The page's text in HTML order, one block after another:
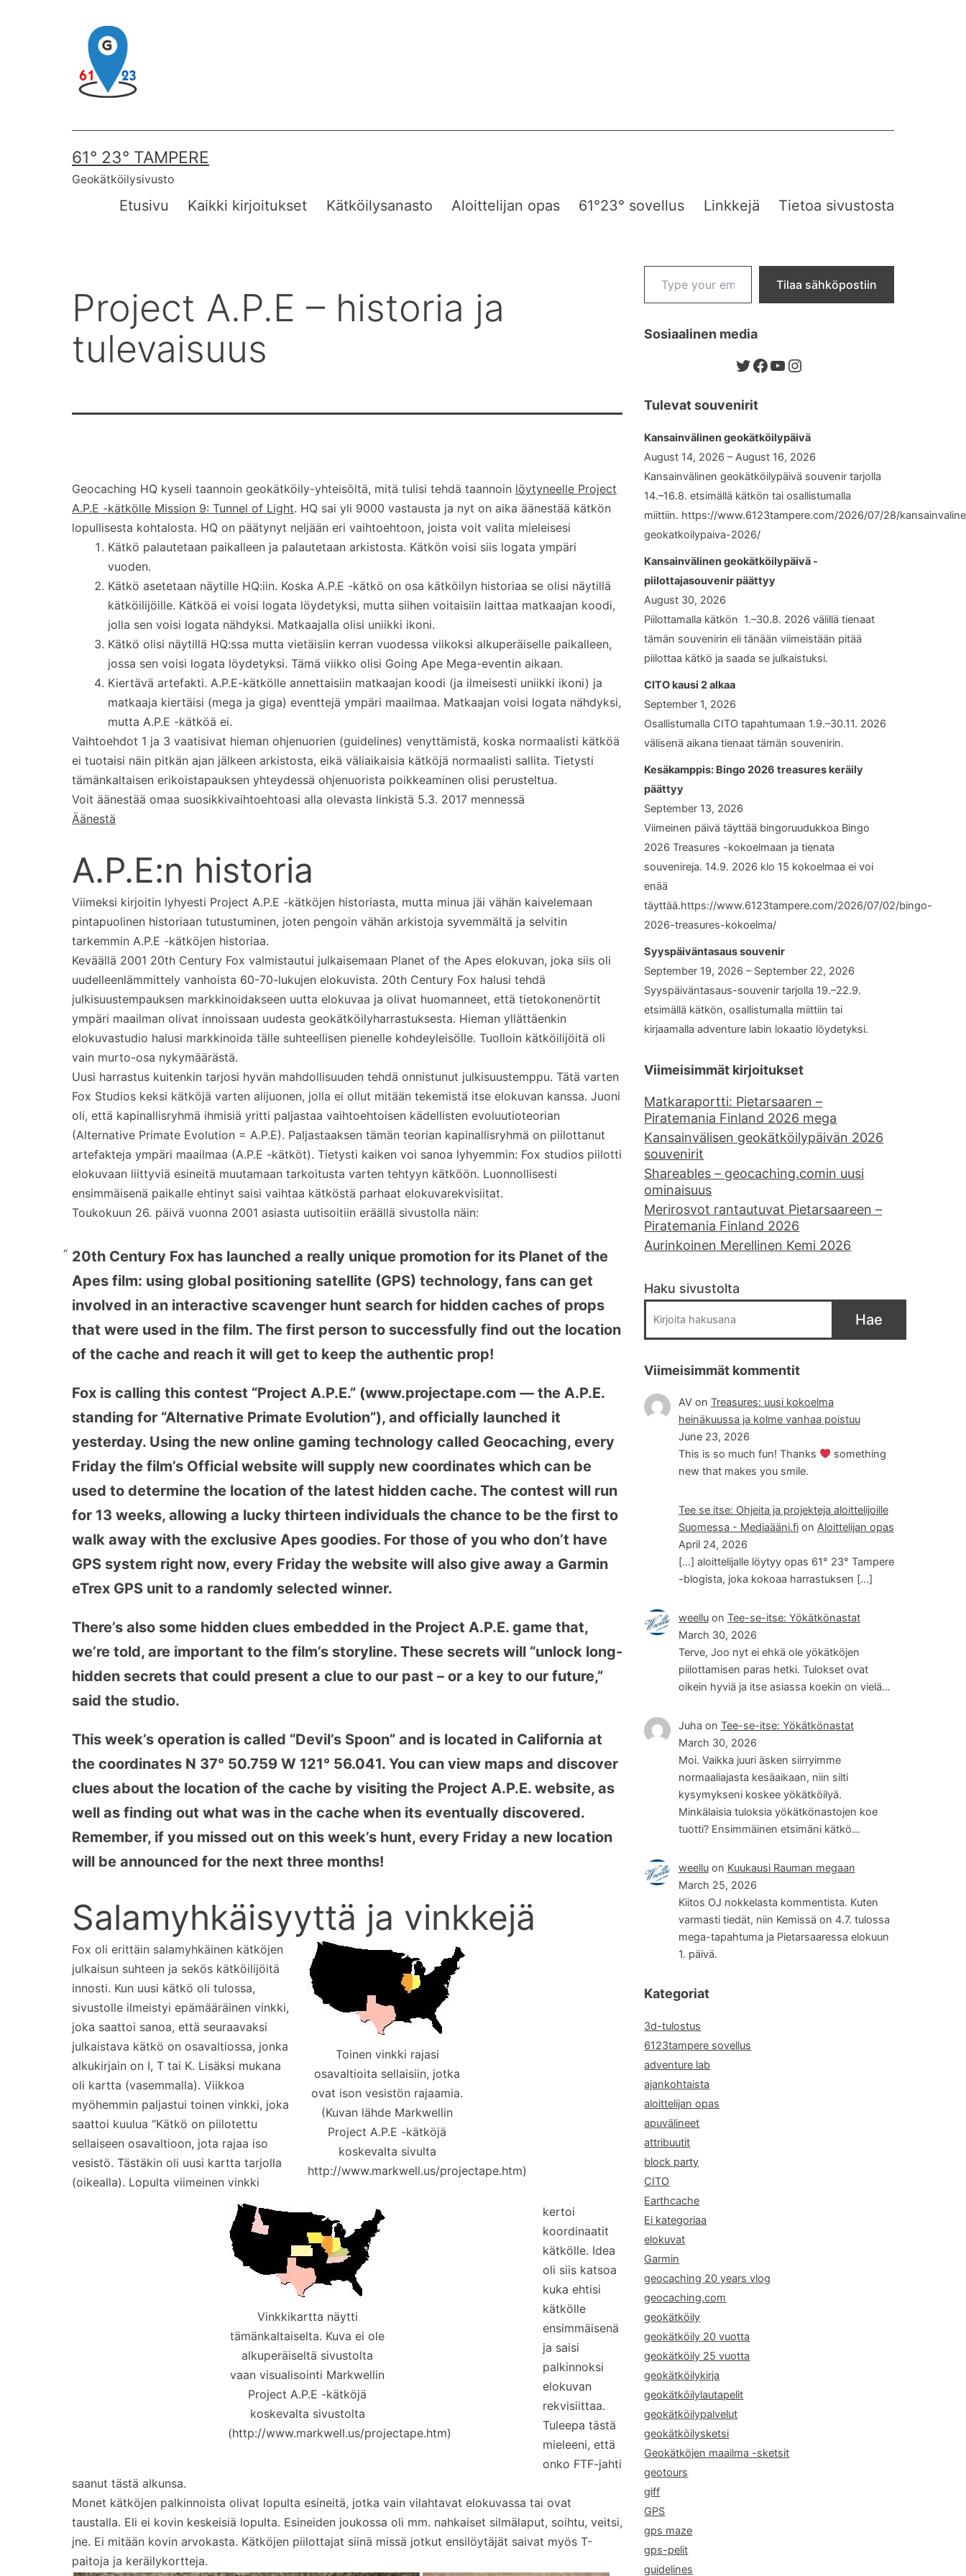
61° 23° TAMPERE
Geokätköilysivusto
Etusivu Kaikki kirjoitukset Kätköilysanasto Aloittelijan opas 61°23° sovellus Linkkejä Tietoa sivustosta
Project A.P.E – historia ja
tulevaisuus
Geocaching HQ kyseli taannoin geokätköily-yhteisöltä, mitä tulisi tehdä taannoin löytyneelle Project
A.P.E -kätkölle Mission 9: Tunnel of Light. HQ sai yli 9000 vastausta ja nyt on aika äänestää kätkön
lopullisesta kohtalosta. HQ on päätynyt neljään eri vaihtoehtoon, joista voit valita mieleisesi
Kätkö palautetaan paikalleen ja palautetaan arkistosta. Kätkön voisi siis logata ympäri
vuoden.
Kätkö asetetaan näytille HQ:iin. Koska A.P.E -kätkö on osa kätköilyn historiaa se olisi näytillä
kätköilijöille. Kätköä ei voisi logata löydetyksi, mutta siihen voitaisiin laittaa matkaajan koodi,
jolla sen voisi logata nähdyksi. Matkaajalla olisi uniikki ikoni.
Kätkö olisi näytillä HQ:ssa mutta vietäisiin kerran vuodessa viikoksi alkuperäiselle paikalleen,
jossa sen voisi logata löydetyksi. Tämä viikko olisi Going Ape Mega-eventin aikaan.
Kiertävä artefakti. A.P.E-kätkölle annettaisiin matkaajan koodi (ja ilmeisesti uniikki ikoni) ja
matkaaja kiertäisi (mega ja giga) eventtejä ympäri maailmaa. Matkaajan voisi logata nähdyksi,
mutta A.P.E -kätköä ei.
Vaihtoehdot 1 ja 3 vaatisivat hieman ohjenuorien (guidelines) venyttämistä, koska normaalisti kätköä
ei tuotaisi näin pitkän ajan jälkeen arkistosta, eikä väliaikaisia kätköjä normaalisti sallita. Tietysti
tämänkaltaisen erikoistapauksen yhteydessä ohjenuorista poikkeaminen olisi perusteltua.
Voit äänestää omaa suosikkivaihtoehtoasi alla olevasta linkistä 5.3. 2017 mennessä
Äänestä
A.P.E:n historia
Viimeksi kirjoitin lyhyesti Project A.P.E -kätköjen historiasta, mutta minua jäi vähän kaivelemaan
pintapuolinen historiaan tutustuminen, joten pengoin vähän arkistoja syvemmältä ja selvitin
tarkemmin A.P.E -kätköjen historiaa.
Keväällä 2001 20th Century Fox valmistautui julkaisemaan Planet of the Apes elokuvan, joka siis oli
uudelleenlämmittely vanhoista 60-70-lukujen elokuvista. 20th Century Fox halusi tehdä
julkisuustempauksen markkinoidakseen uutta elokuvaa ja olivat huomanneet, että tietokonenörtit
ympäri maailman olivat innoissaan uudesta geokätköilyharrastuksesta. Hieman yllättäenkin
elokuvastudio halusi markkinoida tälle suhteellisen pienelle kohdeyleisölle. Tuolloin kätköilijöitä oli
vain murto-osa nykymäärästä.
Uusi harrastus kuitenkin tarjosi hyvän mahdollisuuden tehdä onnistunut julkisuustemppu. Tätä varten
Fox Studios keksi kätköjä varten alijuonen, jolla ei ollut mitään tekemistä itse elokuvan kanssa. Juoni
oli, että kapinallisryhmä ihmisiä yritti paljastaa vaihtoehtoisen kädellisten evoluutioteorian
(Alternative Primate Evolution = A.P.E). Paljastaaksen tämän teorian kapinallisryhmä on piilottanut
artefakteja ympäri maailmaa (A.P.E -kätköt). Tietysti kaiken voi sanoa lyhyemmin: Fox studios piilotti
elokuvaan liittyviä esineitä muutamaan tarkoitusta varten tehtyyn kätköön. Luonnollisesti
ensimmäisenä paikalle ehtinyt saisi vaihtaa kätköstä parhaat elokuvarekvisiitat.
Toukokuun 26. päivä vuonna 2001 asiasta uutisoitiin eräällä sivustolla näin:
20th Century Fox has launched a really unique promotion for its Planet of the
Apes film: using global positioning satellite (GPS) technology, fans can get
involved in an interactive scavenger hunt search for hidden caches of props
that were used in the film. The first person to successfully find out the location
of the cache and reach it will get to keep the authentic prop!
Fox is calling this contest “Project A.P.E.” (www.projectape.com — the A.P.E.
standing for “Alternative Primate Evolution”), and officially launched it
yesterday. Using the new online gaming technology called Geocaching, every
Friday the film’s Official website will supply new coordinates which can be
used to determine the location of the latest hidden cache. The contest will run
for 13 weeks, allowing a lucky thirteen individuals the chance to be the first to
walk away with the exclusive Apes goodies. For those of you who don’t have
GPS system right now, every Friday the website will also give away a Garmin
eTrex GPS unit to a randomly selected winner.
There’s also some hidden clues embedded in the Project A.P.E. game that,
we’re told, are important to the film’s storyline. These secrets will “unlock long-
hidden secrets that could present a clue to our past – or a key to our future,”
said the studio.
This week’s operation is called “Devil’s Spoon” and is located in California at
the coordinates N 37° 50.759 W 121° 56.041. You can view maps and discover
clues about the location of the cache by visiting the Project A.P.E. website, as
well as finding out what was in the cache when its eventually discovered.
Remember, if you missed out on this week’s hunt, every Friday a new location
will be announced for the next three months!
Salamyhkäisyyttä ja vinkkejä
Toinen vinkki rajasi
osavaltioita sellaisiin, jotka
ovat ison vesistön rajaamia.
(Kuvan lähde Markwellin
Project A.P.E -kätköjä
koskevalta sivulta
http://www.markwell.us/projectape.htm)
Vinkkikartta näytti
tämänkaltaiselta. Kuva ei ole
alkuperäiseltä sivustolta
vaan visualisointi Markwellin
Project A.P.E -kätköjä
koskevalta sivustolta
(http://www.markwell.us/projectape.htm)
Fox oli erittäin salamyhkäinen kätköjen
julkaisun suhteen ja sekös kätköilijöitä
innosti. Kun uusi kätkö oli tulossa,
sivustolle ilmeistyi epämääräinen vinkki,
joka saattoi sanoa, että seuraavaksi
julkaistava kätkö on osavaltiossa, jonka
alkukirjain on I, T tai K. Lisäksi mukana
oli kartta (vasemmalla). Viikkoa
myöhemmin paljastui toinen vinkki, joka
saattoi kuulua “Kätkö on piilotettu
sellaiseen osavaltioon, jota rajaa iso
vesistö. Tästäkin oli uusi kartta tarjolla
(oikealla). Lopulta viimeinen vinkki
kertoi
koordinaatit
kätkölle. Idea
oli siis katsoa
kuka ehtisi
kätkölle
ensimmäisenä
ja saisi
palkinnoksi
elokuvan
rekvisiittaa.
Tuleepa tästä
mieleeni, että
onko FTF-jahti
saanut tästä alkunsa.
Monet kätköjen palkinnoista olivat lopulta esineitä, jotka vain vilahtavat elokuvassa tai ovat
taustalla. Eli ei kovin keskeisiä lopulta. Esineiden joukossa oli mm. nahkaiset silmälaput, soihtu, veitsi,
jne. Ei mitään kovin arvokasta. Kätköjen piilottajat siinä missä jotkut ensilöytäjät saivat myös T-
paitoja ja keräilykortteja.
Type your email…
Tilaa sähköpostiin
Sosiaalinen media
Twitter
Facebook
YouTube
Instagram
Tulevat souvenirit
Kansainvälinen geokätköilypäivä
August 14, 2026 – August 16, 2026
Kansainvälinen geokätköilypäivä souvenir tarjolla
14.–16.8. etsimällä kätkön tai osallistumalla
miittiin. https://www.6123tampere.com/2026/07/28/
geokatkoilypaiva-2026/
Kansainvälinen geokätköilypäivä -
piilottajasouvenir päättyy
August 30, 2026
Piilottamalla kätkön 1.–30.8. 2026 välillä tienaat
tämän souvenirin eli tänään viimeistään pitää
piilottaa kätkö ja saada se julkaistuksi.
CITO kausi 2 alkaa
September 1, 2026
Osallistumalla CITO tapahtumaan 1.9.–30.11. 2026
välisenä aikana tienaat tämän souvenirin.
Kesäkamppis: Bingo 2026 treasures keräily
päättyy
September 13, 2026
Viimeinen päivä täyttää bingoruudukkoa Bingo
2026 Treasures -kokoelmaan ja tienata
souvenireja. 14.9. 2026 klo 15 kokoelmaa ei voi
enää
täyttää.https://www.6123tampere.com/2026/07/02/bingo-
2026-treasures-kokoelma/
Syyspäiväntasaus souvenir
September 19, 2026 – September 22, 2026
Syyspäiväntasaus-souvenir tarjolla 19.–22.9.
etsimällä kätkön, osallistumalla miittiin tai
kirjaamalla adventure labin lokaatio löydetyksi.
Viimeisimmät kirjoitukset
Matkaraportti: Pietarsaaren –
Piratemania Finland 2026 mega
Kansainvälisen geokätköilypäivän 2026
souvenirit
Shareables – geocaching.comin uusi
ominaisuus
Merirosvot rantautuvat Pietarsaareen –
Piratemania Finland 2026
Aurinkoinen Merellinen Kemi 2026
Haku sivustolta
Hae
Viimeisimmät kommentit
AVon Treasures: uusi kokoelma
heinäkuussa ja kolme vanhaa poistuu
June 23, 2026
This is so much fun! Thanks
something
new that makes you smile.
Tee se itse: Ohjeita ja projekteja aloittelijoille
Suomessa - Mediaääni.fion Aloittelijan opas
April 24, 2026
[…] aloittelijalle löytyy opas 61° 23° Tampere
-blogista, joka kokoaa harrastuksen […]
weelluon Tee-se-itse: Yökätkönastat
March 30, 2026
Terve, Joo nyt ei ehkä ole yökätköjen
piilottamisen paras hetki. Tulokset ovat
oikein hyviä ja itse asiassa koekin on vielä…
Juha on Tee-se-itse: Yökätkönastat
March 30, 2026
Moi. Vaikka juuri äsken siirryimme
normaaliajasta kesäaikaan, niin silti
kysymykseni koskee yökätköilyä.
Minkälaisia tuloksia yökätkönastojen koe
tuotti? Ensimmäinen etsimäni kätkö…
weelluon Kuukausi Rauman megaan
March 25, 2026
Kiitos OJ nokkelasta kommentista. Kuten
varmasti tiedät, niin Kemissä on 4.7. tulossa
mega-tapahtuma ja Pietarsaaressa elokuun
1. päivä.
Kategoriat
3d-tulostus
6123tampere sovellus
adventure lab
ajankohtaista
aloittelijan opas
apuvälineet
attribuutit
block party
CITO
Earthcache
Ei kategoriaa
elokuvat
Garmin
geocaching 20 years vlog
geocaching.com
geokätköily
geokätköily 20 vuotta
geokätköily 25 vuotta
geokätköilykirja
geokätköilylautapelit
geokätköilypalvelut
geokätköilysketsi
Geokätköjen maailma -sketsit
geotours
giff
GPS
gps maze
gps-pelit
guidelines